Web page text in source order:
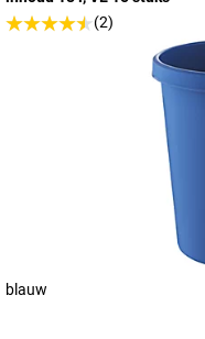
(2)
blauw